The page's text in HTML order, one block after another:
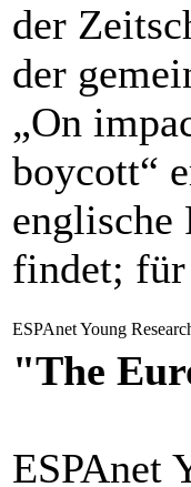
der
der
„On
boycott“
englische
findet;
ESPAnet Young
"The
ESPAnet